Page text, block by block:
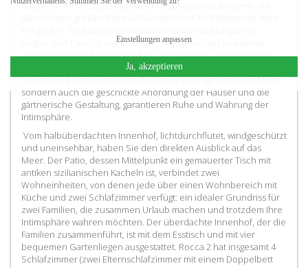
Bauweise erhielt. Das Haus besteht aus zwei Baukörpern, die
Liegen. Der Patio ist uneinsehbar, windgeschützt und bietet
einen unvergleichlichen Ausblick auf das Meer. Der reizvollen
Architektur entspricht eine geschmackvolle Möblierung des
Hauses und des Innenhofes. Nicht nur die Lage direkt am Meer,
sondern auch die geschickte Anordnung der Häuser und die
gärtnerische Gestaltung, garantieren Ruhe und Wahrung der
Intimsphäre.
Vom halbüberdachten Innenhof, lichtdurchflutet, windgeschützt
und uneinsehbar, haben Sie den direkten Ausblick auf das
Meer. Der Patio, dessen Mittelpunkt ein gemauerter Tisch mit
antiken sizilianischen Kacheln ist, verbindet zwei
Wohneinheiten, von denen jede über einen Wohnbereich mit
Küche und zwei Schlafzimmer verfügt: ein idealer Grundriss für
zwei Familien, die zusammen Urlaub machen und trotzdem Ihre
Intimsphäre wahren möchten. Der überdachte Innenhof, der die
Familien zusammenführt, ist mit dem Esstisch und mit vier
bequemen Gartenliegen ausgestattet. Rocca 2 hat insgesamt 4
Schlafzimmer (zwei Elternschlafzimmer mit einem Doppelbett
Einstellungen anpassen
Ja, akzeptieren